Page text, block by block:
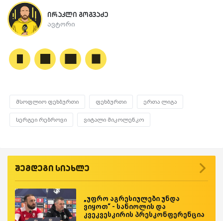
ირაკლი გოგვაძე
ავტორი
მსოფლიო ფეხბურთი ფეხბურთი ერთა ლიგა
სერგეი რებროვი ვიტალი მიკოლენკო
შემდეგი სიახლე
„უფრო აგრესიულები უნდა
ვიყოთ“ - სანიოლის და
კვეკვესკირის პრესკონფერენცია